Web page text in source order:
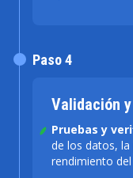
Validación
Pruebas y
de los datos, la
rendimiento
Paso 4